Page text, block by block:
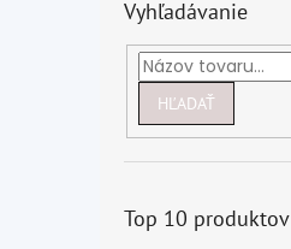
Vyhľadávanie
HĽADAŤ
Top 10 produktov